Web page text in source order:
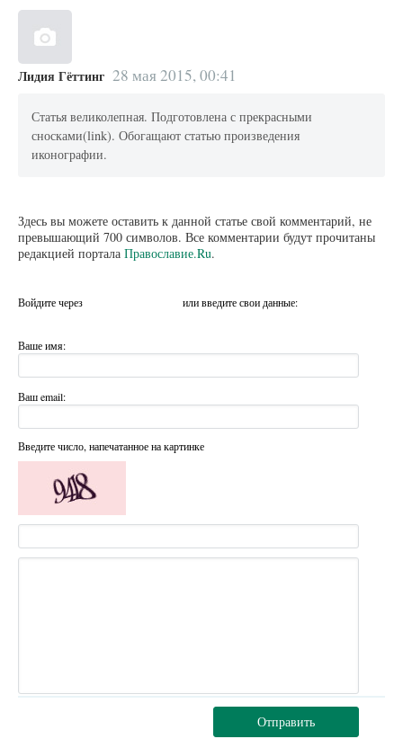
Лидия Гёттинг 28 мая 2015, 00:41
Статья великолепная. Подготовлена с прекрасными
сносками(link). Обогащают статью произведения
иконографии.
Здесь вы можете оставить к данной статье свой комментарий, не
превышающий 700 символов. Все комментарии будут прочитаны
редакцией портала Православие.Ru.
Войдите через или введите свои данные:
Ваше имя:
Ваш email:
Введите число, напечатанное на картинке
Отправить